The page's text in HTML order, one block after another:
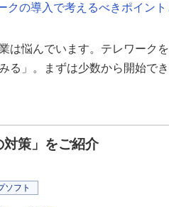
クの導入で考えるべきポイント
は悩んでいます。テレワーク
る」。まずは少数から開始で
策」をご紹介
ソフト